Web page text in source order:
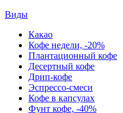
Виды
Какао
Кофе недели, -20%
Плантационный кофе
Десертный кофе
Дрип-кофе
Эспрессо-смеси
Кофе в капсулах
Фунт кофе, -40%